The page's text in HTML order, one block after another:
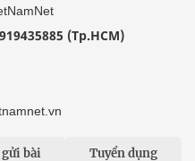
(Tp.HCM)
bài Tuyển dụng